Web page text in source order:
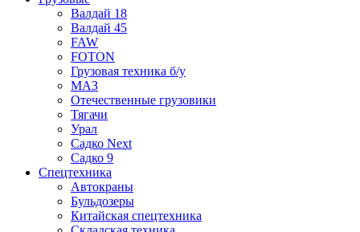
Валдай 18
Валдай 45
FAW
FOTON
Грузовая техника б/у
МАЗ
Отечественные грузовики
Тягачи
Урал
Садко Next
Садко 9
Спецтехника
Автокраны
Бульдозеры
Китайская спецтехника